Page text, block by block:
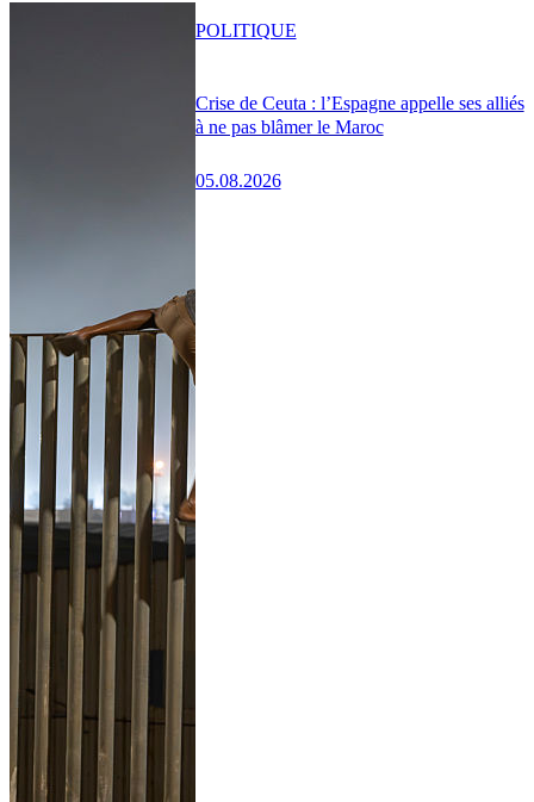
Crise de Ceuta : l’Espagne appelle ses alliés
à ne pas blâmer le Maroc
05.08.2026
POLITIQUE